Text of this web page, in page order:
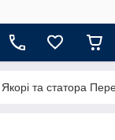
Якорі та статора